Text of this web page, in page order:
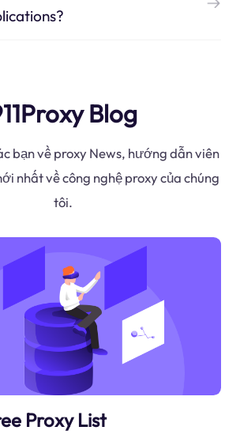
Blog
bạn về proxy News, hướng dẫn viên
nhất về công nghệ proxy của chúng
tôi.
Proxy List